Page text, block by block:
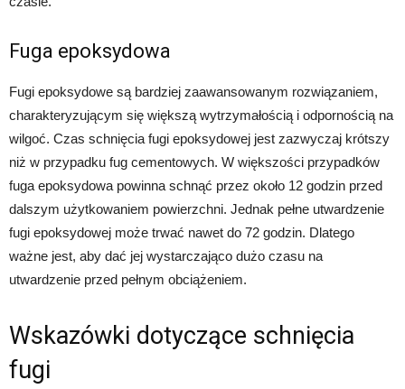
Fuga epoksydowa
Fugi epoksydowe są bardziej zaawansowanym rozwiązaniem,
charakteryzującym się większą wytrzymałością i odpornością na
wilgoć. Czas schnięcia fugi epoksydowej jest zazwyczaj krótszy
niż w przypadku fug cementowych. W większości przypadków
fuga epoksydowa powinna schnąć przez około 12 godzin przed
dalszym użytkowaniem powierzchni. Jednak pełne utwardzenie
fugi epoksydowej może trwać nawet do 72 godzin. Dlatego
ważne jest, aby dać jej wystarczająco dużo czasu na
utwardzenie przed pełnym obciążeniem.
Wskazówki dotyczące schnięcia
fugi